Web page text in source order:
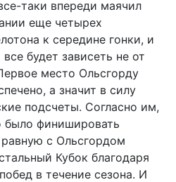
таки впереди маячил
еще четырех
к середине гонки, и
будет зависеть не от
место Ольсгорду
а значит в силу
подсчеты. Согласно им,
было финишировать
с Ольсгордом
Кубок благодаря
в течение сезона. И